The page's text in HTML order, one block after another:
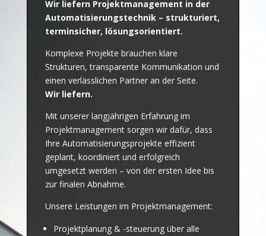
Wir liefern Projektmanagement in der
Automatisierungstechnik – strukturiert,
terminsicher, lösungsorientiert.
Komplexe Projekte brauchen klare
Strukturen, transparente Kommunikation und
einen verlässlichen Partner an der Seite.
Wir liefern.
Mit unserer langjährigen Erfahrung im
Projektmanagement sorgen wir dafür, dass
Ihre Automatisierungsprojekte effizient
geplant, koordiniert und erfolgreich
umgesetzt werden – von der ersten Idee bis
zur finalen Abnahme.
Unsere Leistungen im Projektmanagement:
Projektplanung & -steuerung über alle